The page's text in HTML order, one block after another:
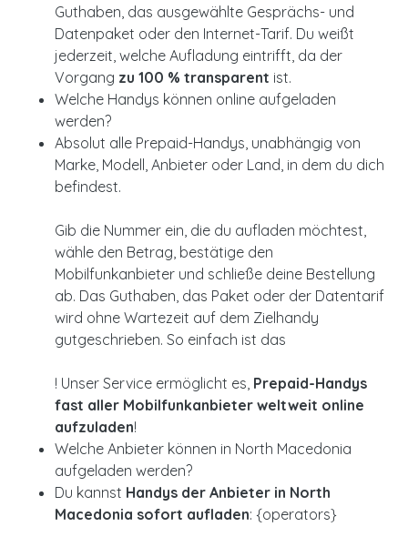
Guthaben, das ausgewählte Gesprächs- und
Datenpaket oder den Internet-Tarif. Du weißt
jederzeit, welche Aufladung eintrifft, da der
Vorgang zu 100 % transparent ist.
Welche Handys können online aufgeladen
werden?
Absolut alle Prepaid-Handys, unabhängig von
Marke, Modell, Anbieter oder Land, in dem du dich
befindest.
Gib die Nummer ein, die du aufladen möchtest,
wähle den Betrag, bestätige den
Mobilfunkanbieter und schließe deine Bestellung
ab. Das Guthaben, das Paket oder der Datentarif
wird ohne Wartezeit auf dem Zielhandy
gutgeschrieben. So einfach ist das
! Unser Service ermöglicht es, Prepaid-Handys
fast aller Mobilfunkanbieter weltweit online
aufzuladen!
Welche Anbieter können in North Macedonia
aufgeladen werden?
Du kannst Handys der Anbieter in North
Macedonia sofort aufladen: {operators}